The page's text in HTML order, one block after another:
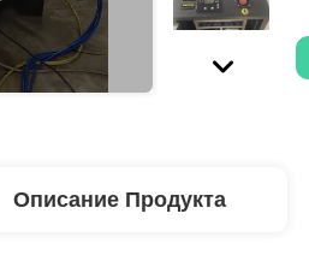
Описание Продукта